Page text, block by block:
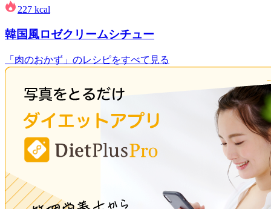
227 kcal
韓国風ロゼクリームシチュー
「肉のおかず」のレシピをすべて見る